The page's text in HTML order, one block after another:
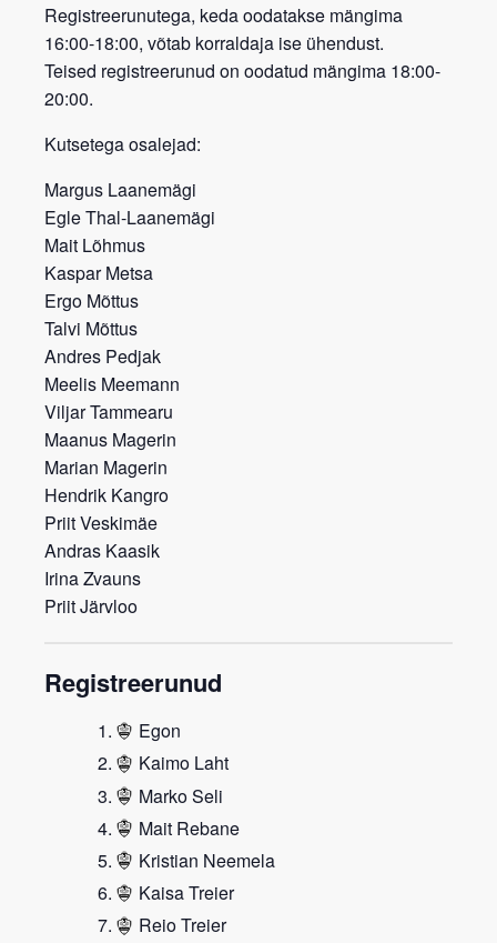
Registreerunutega, keda oodatakse mängima
16:00-18:00, võtab korraldaja ise ühendust.
Teised registreerunud on oodatud mängima 18:00-
20:00.
Kutsetega osalejad:
Margus Laanemägi
Egle Thal-Laanemägi
Mait Lõhmus
Kaspar Metsa
Ergo Mõttus
Talvi Mõttus
Andres Pedjak
Meelis Meemann
Viljar Tammearu
Maanus Magerin
Marian Magerin
Hendrik Kangro
Priit Veskimäe
Andras Kaasik
Irina Zvauns
Priit Järvloo
Registreerunud
Egon
Kaimo Laht
Marko Seli
Mait Rebane
Kristian Neemela
Kaisa Treier
Reio Treier